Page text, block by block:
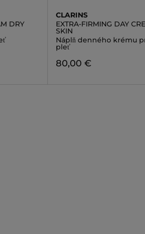
DRY
CLARINS
EXTRA-FIRMING DAY
SKIN
Náplň denného krému
pleť
80,00 €